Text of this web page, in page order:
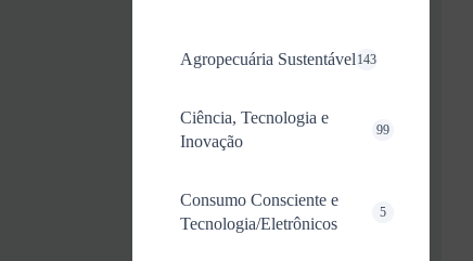
Agropecuária Sustentável 143
Ciência, Tecnologia e
Inovação
99
Consumo Consciente e
Tecnologia/Eletrônicos
5